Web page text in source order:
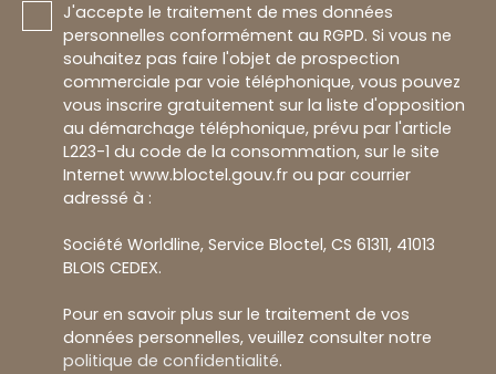
J'accepte le traitement de mes données
personnelles conformément au RGPD. Si vous ne
souhaitez pas faire l'objet de prospection
commerciale par voie téléphonique, vous pouvez
vous inscrire gratuitement sur la liste d'opposition
au démarchage téléphonique, prévu par l'article
L223-1 du code de la consommation, sur le site
Internet www.bloctel.gouv.fr ou par courrier
adressé à :
Société Worldline, Service Bloctel, CS 61311, 41013
BLOIS CEDEX.
Pour en savoir plus sur le traitement de vos
données personnelles, veuillez consulter notre
politique de confidentialité.